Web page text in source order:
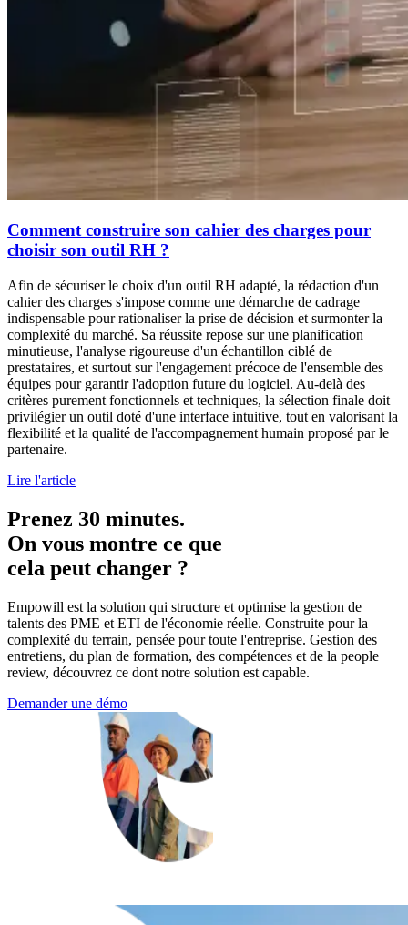
Comment construire son cahier des charges pour
choisir son outil RH ?
Afin de sécuriser le choix d'un outil RH adapté, la rédaction d'un
cahier des charges s'impose comme une démarche de cadrage
indispensable pour rationaliser la prise de décision et surmonter la
complexité du marché. Sa réussite repose sur une planification
minutieuse, l'analyse rigoureuse d'un échantillon ciblé de
prestataires, et surtout sur l'engagement précoce de l'ensemble des
équipes pour garantir l'adoption future du logiciel. Au-delà des
critères purement fonctionnels et techniques, la sélection finale doit
privilégier un outil doté d'une interface intuitive, tout en valorisant la
flexibilité et la qualité de l'accompagnement humain proposé par le
partenaire.
Lire l'article
Prenez 30 minutes.
On vous montre ce que
cela peut changer ?
Empowill est la solution qui structure et optimise la gestion de
talents des PME et ETI de l'économie réelle. Construite pour la
complexité du terrain, pensée pour toute l'entreprise. Gestion des
entretiens, du plan de formation, des compétences et de la people
review, découvrez ce dont notre solution est capable.
Demander une démo